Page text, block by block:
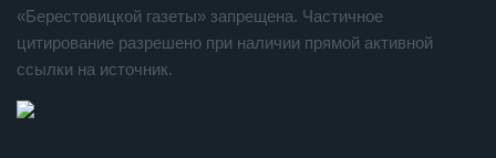
«Берестовицкой газеты» запрещена. Частичное
цитирование разрешено при наличии прямой активной
ссылки на источник.